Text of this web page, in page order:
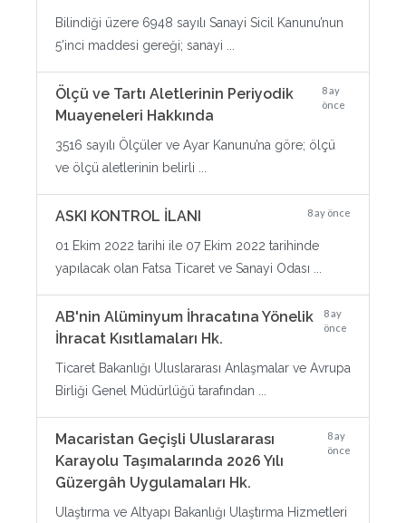
Bilindiği üzere 6948 sayılı Sanayi Sicil Kanunu’nun
5’inci maddesi gereği; sanayi ...
Ölçü ve Tartı Aletlerinin Periyodik
Muayeneleri Hakkında
8 ay
önce
3516 sayılı Ölçüler ve Ayar Kanunu’na göre; ölçü
ve ölçü aletlerinin belirli ...
ASKI KONTROL İLANI 8 ay önce
01 Ekim 2022 tarihi ile 07 Ekim 2022 tarihinde
yapılacak olan Fatsa Ticaret ve Sanayi Odası ...
AB'nin Alüminyum İhracatına Yönelik
İhracat Kısıtlamaları Hk.
8 ay
önce
Ticaret Bakanlığı Uluslararası Anlaşmalar ve Avrupa
Birliği Genel Müdürlüğü tarafından ...
Macaristan Geçişli Uluslararası
Karayolu Taşımalarında 2026 Yılı
Güzergâh Uygulamaları Hk.
8 ay
önce
Ulaştırma ve Altyapı Bakanlığı Ulaştırma Hizmetleri